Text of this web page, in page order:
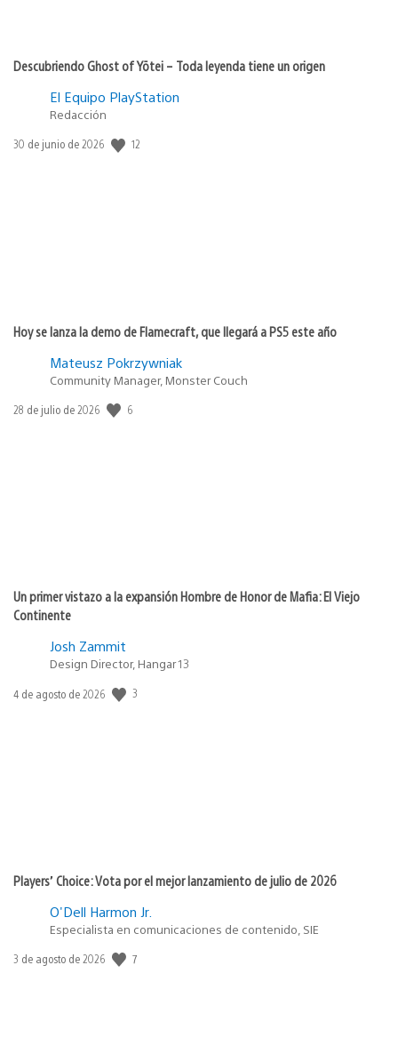
Descubriendo Ghost of Yōtei – Toda leyenda tiene un origen
El Equipo PlayStation
Redacción
Fecha
30 de junio de 2026 12
Hoy se lanza la demo de Flamecraft, que llegará a PS5 este año
Mateusz Pokrzywniak
Community Manager, Monster Couch
Fecha
28 de julio de 2026 6
Un primer vistazo a la expansión Hombre de Honor de Mafia: El Viejo
Continente
Josh Zammit
Design Director, Hangar 13
Fecha
4 de agosto de 2026 3
Players’ Choice: Vota por el mejor lanzamiento de julio de 2026
O'Dell Harmon Jr.
Especialista en comunicaciones de contenido, SIE
Fecha
3 de agosto de 2026 7